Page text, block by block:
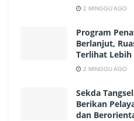
2 MINGGU AGO
Program
Berlanjut,
Terlihat Lebih
2 MINGGU AGO
Sekda
Berikan
dan